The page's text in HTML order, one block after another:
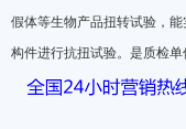
假体等生物产品扭转试验，
构件进行抗扭试验。是质检单